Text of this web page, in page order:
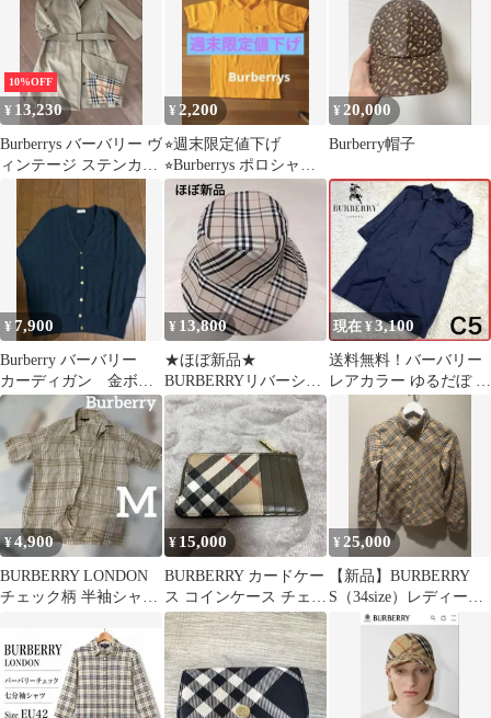
10%OFF
¥ 13,230
Burberrys バーバリー ヴ
ィンテージ ステンカラ
ーコート ノバチェック
¥ 2,200
⭐︎週末限定値下げ
⭐︎Burberrys ポロシャツ
オレンジ 胸ポケット付
¥ 20,000
Burberry帽子
¥ 7,900
Burberry バーバリー
カーディガン 金ボタ
ン 刺繍 グリーン 深
緑色
¥ 13,800
★ほぼ新品★
BURBERRYリバーシブ
ル帽子 バケットハッ
現在 ¥3,100
送料無料！バーバリー
レアカラー ゆるだぼ 裏
地チェック柄 ステンカ
ラー コート
¥4,900
BURBERRY LONDON
チェック柄 半袖シャツ
¥ 15,000
BURBERRY カードケー
ス コインケース チェッ
ク
¥25,000
【新品】BURBERRY
S（34size）レディー
ス タグ付き